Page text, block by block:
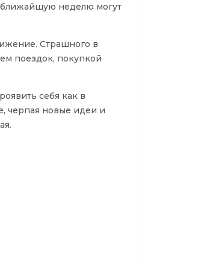
ближайшую неделю могут
Страшного в
поездок, покупкой
себя как в
черпая новые идеи и